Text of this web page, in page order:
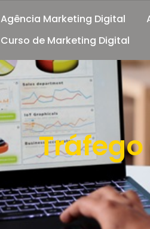
Agência Marketing Digital
Curso de Marketing Digital